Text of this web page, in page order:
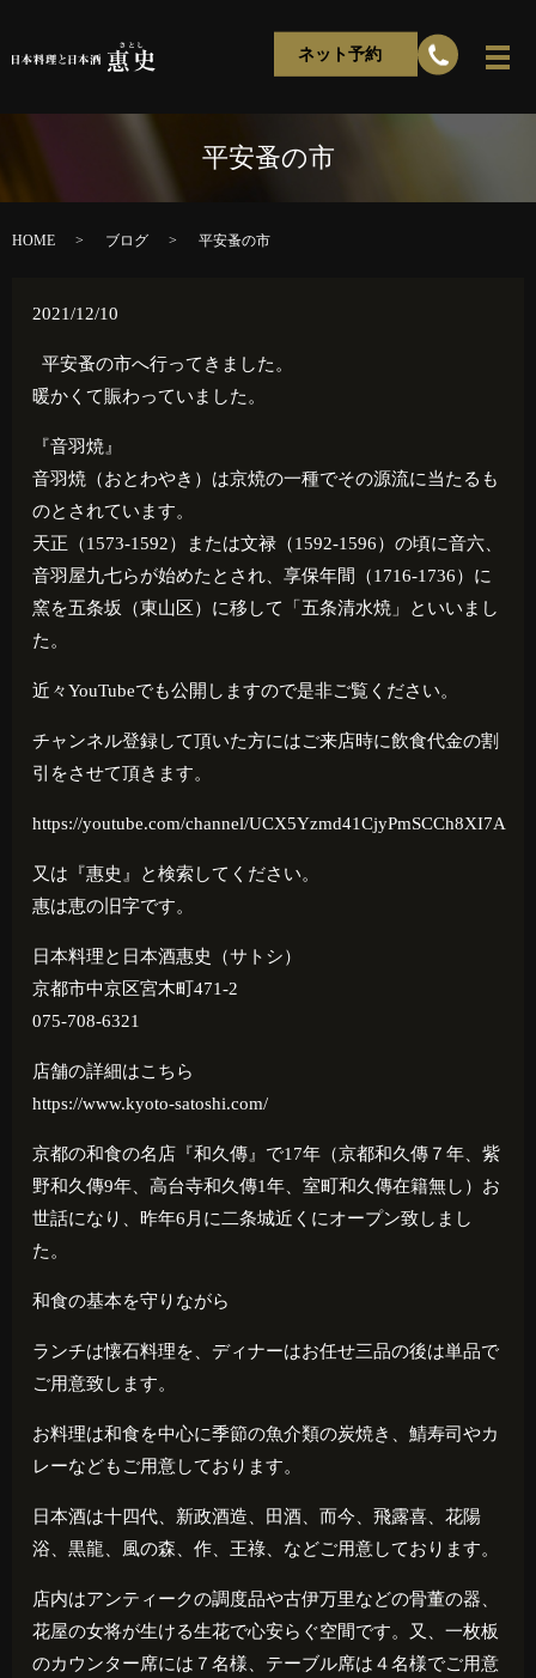
ネット予約
平安蚤の市
HOME ブログ 平安蚤の市
2021/12/10
平安蚤の市へ行ってきました。
暖かくて賑わっていました。
『音羽焼』
音羽焼（おとわやき）は京焼の一種でその源流に当たるも
のとされています。
天正（1573-1592）または文禄（1592-1596）の頃に音六、
音羽屋九七らが始めたとされ、享保年間（1716-1736）に
窯を五条坂（東山区）に移して「五条清水焼」といいまし
た。
近々YouTubeでも公開しますので是非ご覧ください。
チャンネル登録して頂いた方にはご来店時に飲食代金の割
引をさせて頂きます。
https://youtube.com/channel/UCX5Yzmd41CjyPmSCCh8XI7A
又は『惠史』と検索してください。
惠は恵の旧字です。
日本料理と日本酒惠史（サトシ）
京都市中京区宮木町471-2
075-708-6321
店舗の詳細はこちら
https://www.kyoto-satoshi.com/
京都の和食の名店『和久傳』で17年（京都和久傳７年、紫
野和久傳9年、高台寺和久傳1年、室町和久傳在籍無し）お
世話になり、昨年6 月に二条城近くにオープン致しまし
た。
和食の基本を守りながら
ランチは懐石料理を、ディナーはお任せ三品の後は単品で
ご用意致します。
お料理は和食を中心に季節の魚介類の炭焼き、鯖寿司やカ
レーなどもご用意しております。
日本酒は十四代、新政酒造、田酒、而今、飛露喜、花陽
浴、黒龍、風の森、作、王祿、などご用意しております。
店内はアンティークの調度品や古伊万里などの骨董の器、
花屋の女将が生ける生花で心安らぐ空間です。又、一枚板
のカウンター席には７名様、テーブル席は４名様でご用意